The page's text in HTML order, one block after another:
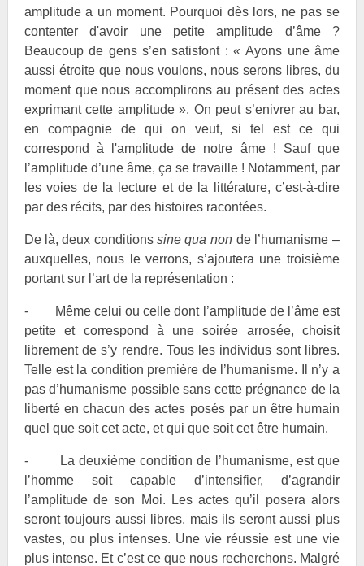
amplitude a un moment. Pourquoi dès lors, ne pas se
contenter d'avoir une petite amplitude d’âme ?
Beaucoup de gens s’en satisfont : « Ayons une âme
aussi étroite que nous voulons, nous serons libres, du
moment que nous accomplirons au présent des actes
exprimant cette amplitude ». On peut s’enivrer au bar,
en compagnie de qui on veut, si tel est ce qui
correspond à l'amplitude de notre âme ! Sauf que
l’amplitude d’une âme, ça se travaille ! Notamment, par
les voies de la lecture et de la littérature, c’est-à-dire
par des récits, par des histoires racontées.
De là, deux conditions sine qua nonde l’humanisme –
auxquelles, nous le verrons, s’ajoutera une troisième
portant sur l’art de la représentation :
- Même celui ou celle dont l’amplitude de l’âme est
petite et correspond à une soirée arrosée, choisit
librement de s’y rendre. Tous les individus sont libres.
Telle est la condition première de l’humanisme. Il n’y a
pas d’humanisme possible sans cette prégnance de la
liberté en chacun des actes posés par un être humain
quel que soit cet acte, et qui que soit cet être humain.
- La deuxième condition de l’humanisme, est que
l’homme soit capable d’intensifier, d’agrandir
l’amplitude de son Moi. Les actes qu’il posera alors
seront toujours aussi libres, mais ils seront aussi plus
vastes, ou plus intenses. Une vie réussie est une vie
plus intense. Et c’est ce que nous recherchons. Malgré